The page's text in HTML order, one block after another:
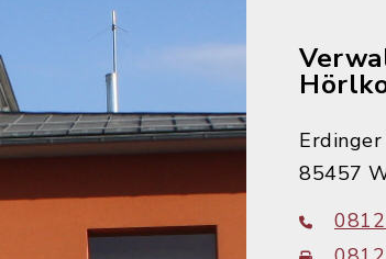
85457